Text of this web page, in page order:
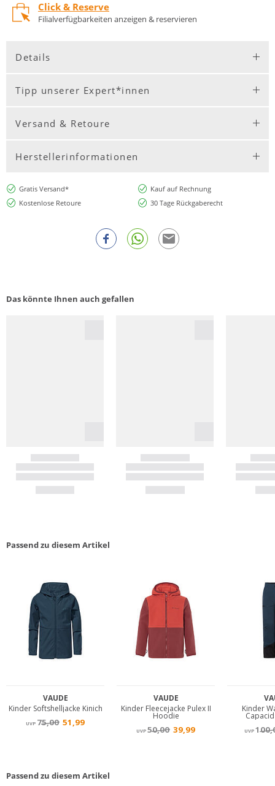
Click & Reserve
Filialverfügbarkeiten anzeigen & reservieren
Details
Tipp unserer Expert*innen
Versand & Retoure
Herstellerinformationen
Gratis Versand*
Kauf auf Rechnung
Kostenlose Retoure
30 Tage Rückgaberecht
Das könnte Ihnen auch gefallen
Passend zu diesem Artikel
Passend zu diesem Artikel